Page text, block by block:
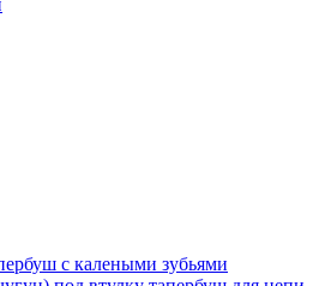
c калеными зубьями